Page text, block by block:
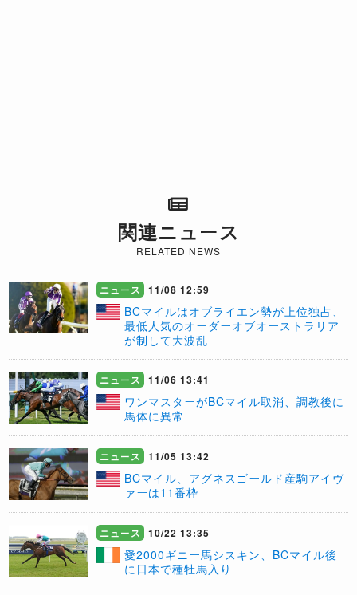
関連ニュース
RELATED NEWS
ニュース 11/08 12:59
BCマイルはオブライエン勢が上位独占、
最低人気のオーダーオブオーストラリア
が制して大波乱
ニュース 11/06 13:41
ワンマスターがBCマイル取消、調教後に
馬体に異常
ニュース 11/05 13:42
BCマイル、アグネスゴールド産駒アイヴ
ァーは11番枠
ニュース 10/22 13:35
愛2000ギニー馬シスキン、BCマイル後
に日本で種牡馬入り